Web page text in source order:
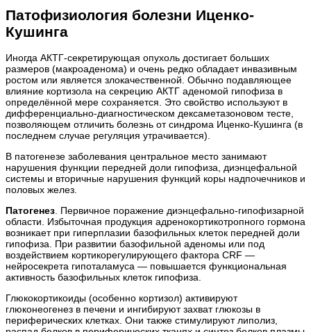
Патофизиология болезни Иценко-
Кушинга
Иногда АКТГ-секретирующая опухоль достигает больших
размеров (макроаденома) и очень редко обладает инвазивным
ростом или является злокачественной. Обычно подавляющее
влияние кортизола на секрецию АКТГ аденомой гипофиза в
определённой мере сохраняется. Это свойство используют в
дифференциально-диагностическом дексаметазоновом тесте,
позволяющем отличить болезнь от синдрома Иценко-Кушинга (в
последнем случае регуляция утрачивается).
В патогенезе заболевания центральное место занимают
нарушения функции передней доли гипофиза, диэнцефальной
системы и вторичные нарушения функций коры надпочечников и
половых желез.
Патогенез . Первичное поражение диэнцефально-гипофизарной
области. Избыточная продукция адренокортикотропного гормона
возникает при гиперплазии базофильных клеток передней доли
гипофиза. При развитии базофильной аденомы или под
воздействием кортикорегулирующего фактора CRF —
нейросекрета гипоталамуса — повышается функциональная
активность базофильных клеток гипофиза.
Глюкокортикоиды (особенно кортизол) активируют
глюконеогенез в печени и ингибируют захват глюкозы в
периферических клетках. Они также стимулируют липолиз,